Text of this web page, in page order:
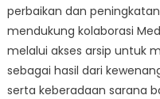
perbaikan dan
mendukung kolaborasi
melalui akses arsip untuk
sebagai hasil dari
serta keberadaan sarana